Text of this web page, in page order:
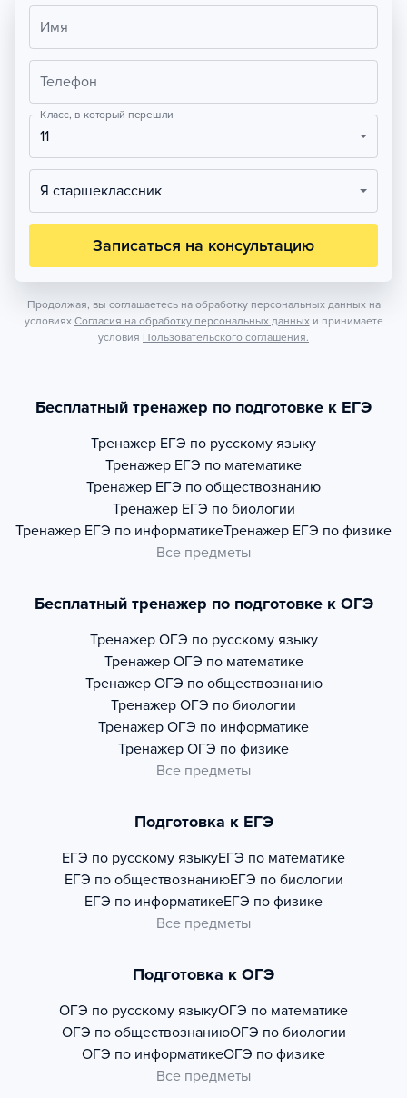
Имя
Телефон
Класс, в который перешли
11
Я старшеклассник
Записаться на консультацию
Продолжая, вы соглашаетесь на обработку персональных данных на
условиях Согласия на обработку персональных данных и принимаете
условия Пользовательского соглашения.
Бесплатный тренажер по подготовке к ЕГЭ
Тренажер ЕГЭ по русскому языку
Тренажер ЕГЭ по математике
Тренажер ЕГЭ по обществознанию
Тренажер ЕГЭ по биологии
Тренажер ЕГЭ по информатикеТренажер ЕГЭ по физике
Все предметы
Бесплатный тренажер по подготовке к ОГЭ
Тренажер ОГЭ по русскому языку
Тренажер ОГЭ по математике
Тренажер ОГЭ по обществознанию
Тренажер ОГЭ по биологии
Тренажер ОГЭ по информатике
Тренажер ОГЭ по физике
Все предметы
Подготовка к ЕГЭ
ЕГЭ по русскому языкуЕГЭ по математике
ЕГЭ по обществознаниюЕГЭ по биологии
ЕГЭ по информатикеЕГЭ по физике
Все предметы
Подготовка к ОГЭ
ОГЭ по русскому языкуОГЭ по математике
ОГЭ по обществознаниюОГЭ по биологии
ОГЭ по информатикеОГЭ по физике
Все предметы